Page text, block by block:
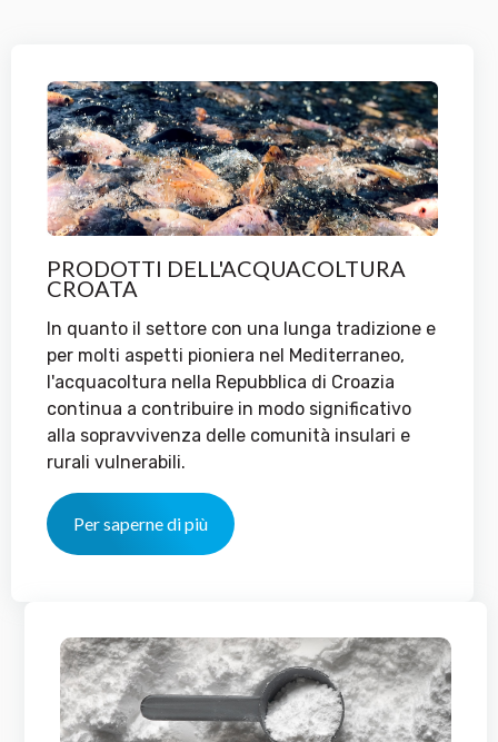
PRODOTTI DELL'ACQUACOLTURA
CROATA
In quanto il settore con una lunga tradizione e
per molti aspetti pioniera nel Mediterraneo,
l'acquacoltura nella Repubblica di Croazia
continua a contribuire in modo significativo
alla sopravvivenza delle comunità insulari e
rurali vulnerabili.
Per saperne di più